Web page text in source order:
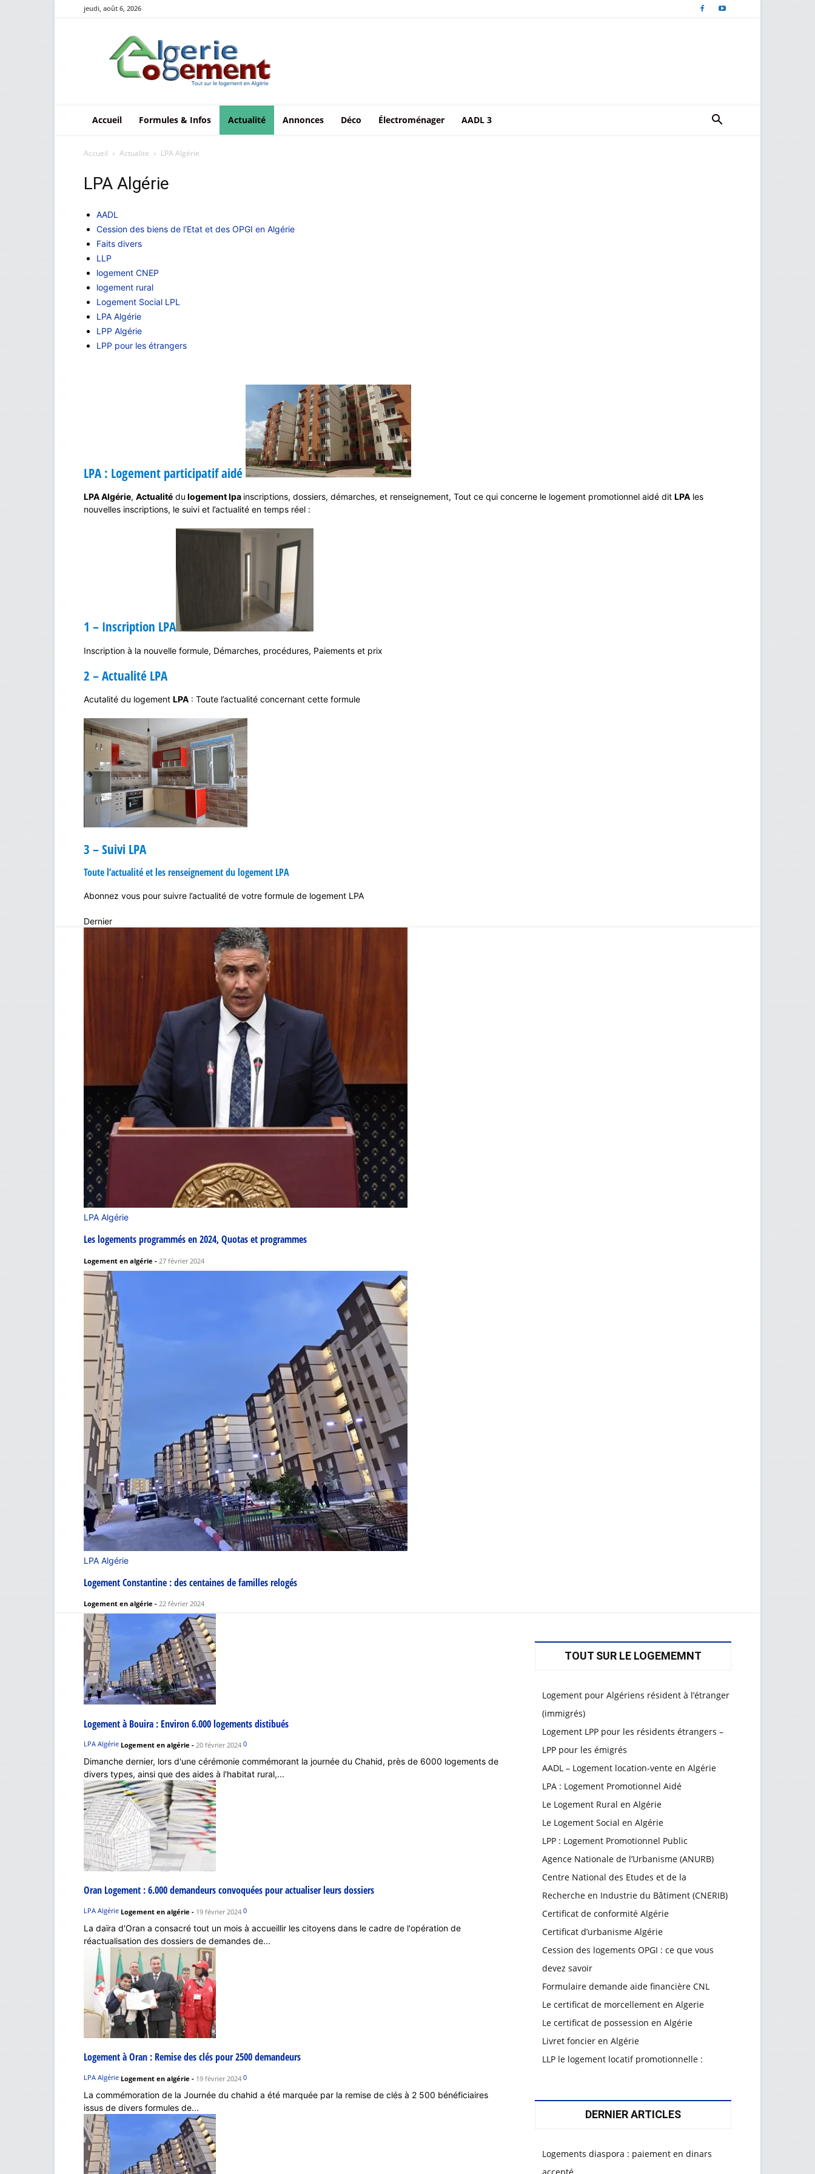
jeudi, août 6, 2026
Le
logement
en
Algérie
Accueil Formules & Infos Actualité Annonces Déco Électroménager AADL 3
Accueil Actualite LPA Algérie
LPA Algérie
AADL
Cession des biens de l'Etat et des OPGI en Algérie
Faits divers
LLP
logement CNEP
logement rural
Logement Social LPL
LPA Algérie
LPP Algérie
LPP pour les étrangers
LPA : Logement participatif aidé
LPA Algérie, Actualité du logement lpa inscriptions, dossiers, démarches, et renseignement, Tout ce qui concerne le logement promotionnel aidé dit LPA les
nouvelles inscriptions, le suivi et l’actualité en temps réel :
1 – Inscription LPA
Inscription à la nouvelle formule, Démarches, procédures, Paiements et prix
2 – Actualité LPA
Acutalité du logement LPA : Toute l’actualité concernant cette formule
3 – Suivi LPA
Toute l’actualité et les renseignement du logement LPA
Abonnez vous pour suivre l’actualité de votre formule de logement LPA
Dernier
LPA Algérie
Les logements programmés en 2024, Quotas et programmes
Logement en algérie - 27 février 2024
LPA Algérie
Logement Constantine : des centaines de familles relogés
Logement en algérie - 22 février 2024
Logement à Bouira : Environ 6.000 logements distibués
LPA Algérie Logement en algérie - 20 février 2024 0
Dimanche dernier, lors d'une cérémonie commémorant la journée du Chahid, près de 6000 logements de
divers types, ainsi que des aides à l'habitat rural,...
Oran Logement : 6.000 demandeurs convoquées pour actualiser leurs dossiers
LPA Algérie Logement en algérie - 19 février 2024 0
La daïra d'Oran a consacré tout un mois à accueillir les citoyens dans le cadre de l'opération de
réactualisation des dossiers de demandes de...
Logement à Oran : Remise des clés pour 2500 demandeurs
LPA Algérie Logement en algérie - 19 février 2024 0
La commémoration de la Journée du chahid a été marquée par la remise de clés à 2 500 bénéficiaires
issus de divers formules de...
TOUT SUR LE LOGEMEMNT
Logement pour Algériens résident à l’étranger
(immigrés)
Logement LPP pour les résidents étrangers –
LPP pour les émigrés
AADL – Logement location-vente en Algérie
LPA : Logement Promotionnel Aidé
Le Logement Rural en Algérie
Le Logement Social en Algérie
LPP : Logement Promotionnel Public
Agence Nationale de l’Urbanisme (ANURB)
Centre National des Etudes et de la
Recherche en Industrie du Bâtiment (CNERIB)
Certificat de conformité Algérie
Certificat d’urbanisme Algérie
Cession des logements OPGI : ce que vous
devez savoir
Formulaire demande aide financière CNL
Le certificat de morcellement en Algerie
Le certificat de possession en Algérie
Livret foncier en Algérie
LLP le logement locatif promotionnelle :
DERNIER ARTICLES
Logements diaspora : paiement en dinars